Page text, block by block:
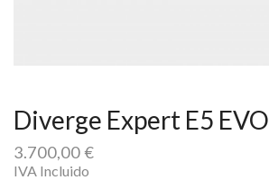
Diverge Expert E5 EVO
3.700,00€
IVA Incluido